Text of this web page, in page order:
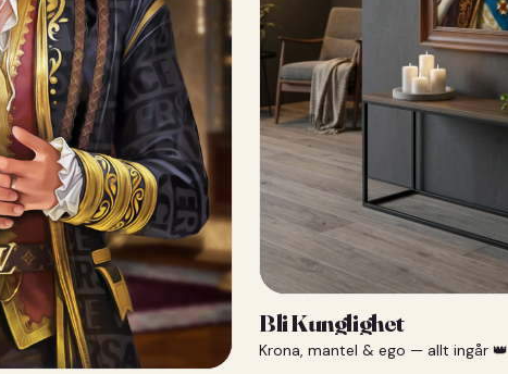
Bli Kunglighet
Krona, mantel & ego — allt ingår 👑